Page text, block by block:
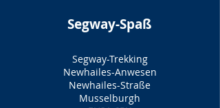
Segway-Spaß
Segway-Trekking
Newhailes-Anwesen
Newhailes-Straße
Musselburgh